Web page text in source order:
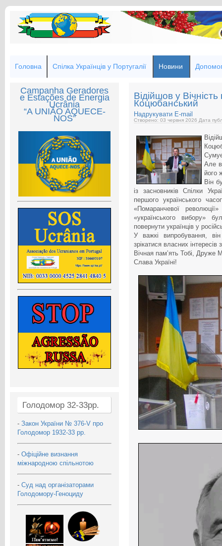
Головна Спілка Українців у Португалії Новини
Campanha Geradores
e Estações de Energia
Ucrânia
“A UNIÃO AQUECE-
NOS”
Голодомор 32-33рр.
- Закон України № 376-V про
Голодомор 1932-33 рр.
- Офіційне визнання
міжнародною спільнотою
- Суд над організаторами
Голодомору-Геноциду
Відійшов у
Коцюбанський
Надрукувати E-mail
Створено: 03 червня 2026 Дата
Але
його
Він
із засновників Спілки
першого українського
«Помаранчевої
«українського вибору»
повернути українців у
У важкі випробування,
зрікатися власних
Вічная памʼять Тобі, Друже
Слава Україні!